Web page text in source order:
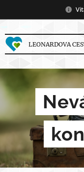
LEONARDOVA